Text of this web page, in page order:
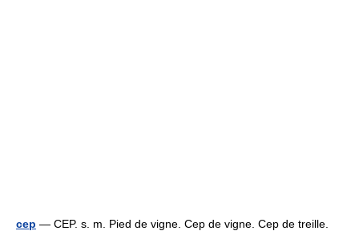
cep — CEP. s. m. Pied de vigne. Cep de vigne. Cep de treille.